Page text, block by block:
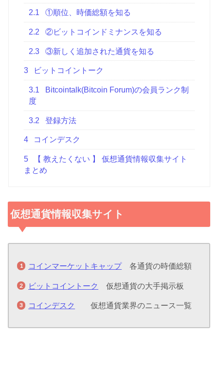
2.1 ①順位、時価総額を知る
2.2 ②ビットコインドミナンスを知る
2.3 ③新しく追加された通貨を知る
3 ビットコイントーク
3.1
Bitcointalk(Bitcoin Forum)の会員ランク制
度
3.2 登録方法
4 コインデスク
5
【 教えたくない 】 仮想通貨情報収集サイト
まとめ
仮想通貨情報収集サイト
コインマーケットキャップ各通貨の時価総額
ビットコイントーク 仮想通貨の大手掲示板
コインデスク 仮想通貨業界のニュース一覧